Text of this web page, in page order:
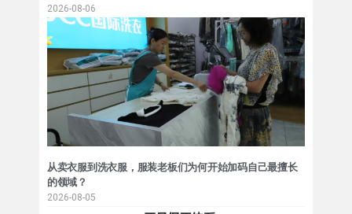
2026-08-06
从卖衣服到洗衣服，服装老板们为何开始加码自己最擅长
的领域？
2026-08-05